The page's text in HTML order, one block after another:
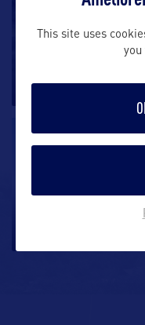
Yellow buses
national de
DIVERTISSEMENT
Wyoming
Wyoming Whisky
This site uses
you